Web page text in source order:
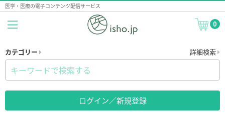
医学・医療の電子コンテンツ配信サービス
0
カテゴリー 詳細検索
ログイン／新規登録